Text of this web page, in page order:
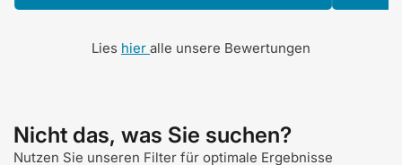
Lies hier alle unsere Bewertungen
Nicht das, was Sie suchen?
Nutzen Sie unseren Filter für optimale Ergebnisse